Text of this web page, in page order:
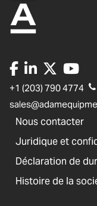
+1 (203) 790 4774
Nous contacter
Juridique et
Déclaration de
Histoire de la